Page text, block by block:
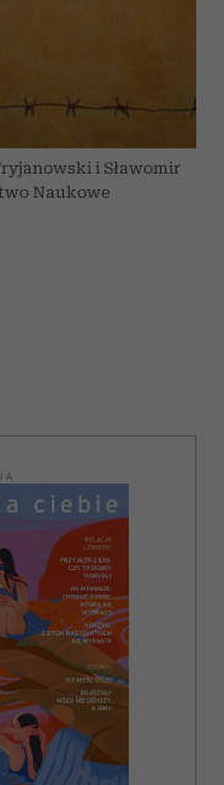
i Sławomir
Naukowe